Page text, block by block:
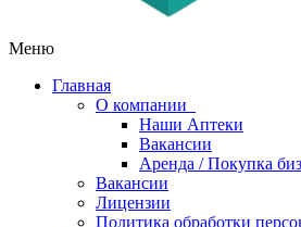
Меню
Главная
О компании
Наши Аптеки
Вакансии
Аренда / Покупка
Вакансии
Лицензии
Политика обработки